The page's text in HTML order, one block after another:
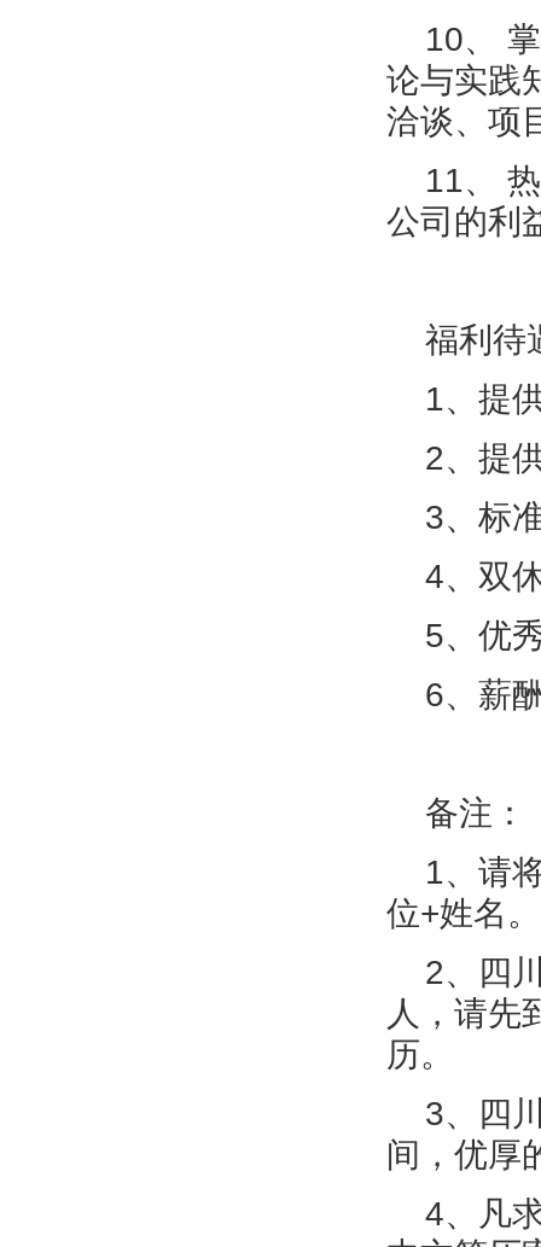
10、 掌
论与实践
洽谈、项
11、 热
公司的利
福利待
1、提供
2、提
3、标
4、双休
5、优秀
6、薪
备注：
1、请将
位+姓名。
2、四川
人，请先
历。
3、四川
间，优厚
4、凡求